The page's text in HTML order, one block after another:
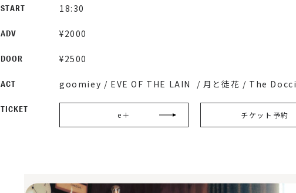
START 18:30
ADV ¥2000
DOOR ¥2500
ACT goomiey / EVE OF THE LAIN / 月と徒花 / The Docci
TICKET
e＋ チケット予約